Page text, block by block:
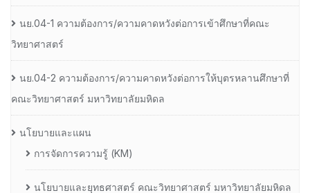
นย.04-1 ความต้องการ/ความคาดหวังต่อการเข้าศึกษาที่คณะ
วิทยาศาสตร์
นย.04-2 ความต้องการ/ความคาดหวังต่อการให้บุตรหลานศึกษาที่
คณะวิทยาศาสตร์ มหาวิทยาลัยมหิดล
นโยบายและแผน
การจัดการความรู้ (KM)
นโยบายและยุทธศาสตร์ คณะวิทยาศาสตร์ มหาวิทยาลัยมหิดล